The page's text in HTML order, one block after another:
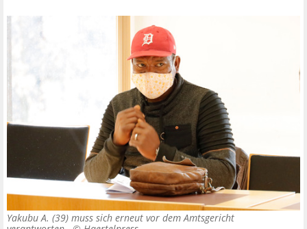
Yakubu A. (39) muss sich erneut vor dem Amtsgericht